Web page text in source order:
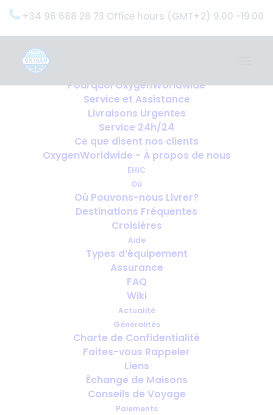
+34 96 688 28 73 Office hours (GMT+2) 9.00 -19.00
OxygenWorldwide (Ce que nous faisons)
Pourquoi OxygenWorldwide
Service et Assistance
Livraisons Urgentes
Service 24h/24
Ce que disent nos clients
OxygenWorldwide - À propos de nous
EHIC
Où
Où Pouvons-nous Livrer?
Destinations Fréquentes
Croisières
Aide
Types d’équipement
Assurance
FAQ
Wiki
Actualité
Généralités
Charte de Confidentialité
Faites-vous Rappeler
Liens
Échange de Maisons
Conseils de Voyage
Paiements
Questions à se poser avant de
réserver un hôtel lorsque vous
utilisez de l'oxygène médical
JUILLET 18, 2025 | INFRANÇAIS